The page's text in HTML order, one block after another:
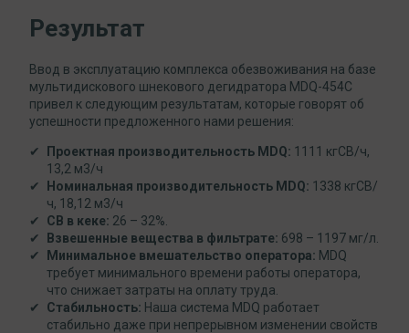
Результат
Ввод в эксплуатацию комплекса обезвоживания на базе
мультидискового шнекового дегидратора MDQ-454С
привел к следующим результатам, которые говорят об
успешности предложенного нами решения:
Проектная производительность MDQ: 1111 кгСВ/ч,
13,2 м3/ч
Номинальная производительность MDQ: 1338 кгСВ/
ч, 18,12 м3/ч
СВ в кеке: 26 – 32%.
Взвешенные вещества в фильтрате: 698 – 1197 мг/л.
Минимальное вмешательство оператора: MDQ
требует минимального времени работы оператора,
что снижает затраты на оплату труда.
Стабильность: Наша система MDQ работает
стабильно даже при непрерывном изменении свойств